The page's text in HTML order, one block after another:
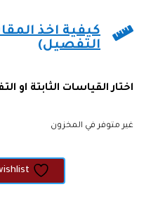

كيفية اخذ
التفصيل)
اختار القياسات الثابتة او
غير متوفر في المخزون